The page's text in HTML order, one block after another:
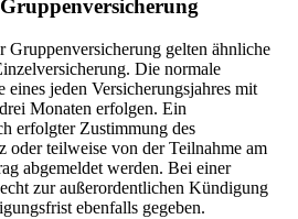
Gruppenversicherung gelten ähnliche
Die normale
jeden Versicherungsjahres mit
Monaten erfolgen. Ein
erfolgter Zustimmung des
oder teilweise von der Teilnahme am
abgemeldet werden. Bei einer
zur außerordentlichen Kündigung
ebenfalls gegeben.